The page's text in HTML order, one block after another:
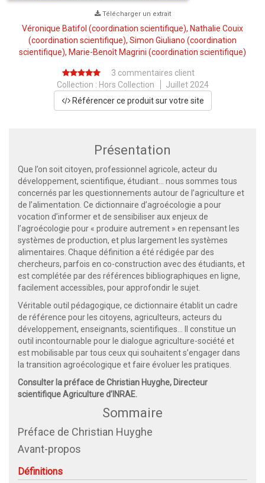
Télécharger un extrait
Véronique Batifol (coordination scientifique), Nathalie Couix
(coordination scientifique), Simon Giuliano (coordination
scientifique), Marie-Benoît Magrini (coordination scientifique)
3 commentaires client
Collection : Hors Collection
Juillet 2024
Référencer ce produit sur votre site
Présentation
Que l’on soit citoyen, professionnel agricole, acteur du
développement, scientifique, étudiant… nous sommes tous
concernés par les questionnements autour de l’agriculture et
de l’alimentation. Ce dictionnaire d’agroécologie a pour
vocation d’informer et de sensibiliser aux enjeux de
l’agroécologie pour « produire autrement » en repensant les
systèmes de production, et plus largement les systèmes
alimentaires. Chaque définition a été rédigée par des
chercheurs, parfois en co-construction avec des étudiants, et
est complétée par des références bibliographiques en ligne,
facilement accessibles, pour approfondir le sujet.
Véritable outil pédagogique, ce dictionnaire établit un cadre
de référence pour les citoyens, agriculteurs, acteurs du
développement, enseignants, scientifiques... Il constitue un
outil incontournable pour le dialogue agriculture-société et
est mobilisable par tous ceux qui souhaitent s’engager dans
la transition agroécologique et faire évoluer les pratiques.
Consulter la préface de Christian Huyghe, Directeur
scientifique Agriculture d’INRAE.
Sommaire
Préface de Christian Huyghe
Avant-propos
Définitions